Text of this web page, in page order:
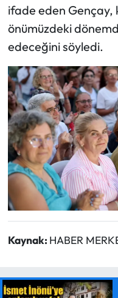
ifade eden Gençay,
önümüzdeki
edeceğini söyledi.
Kaynak: HABER